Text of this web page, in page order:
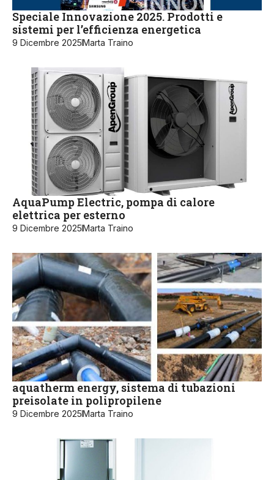
Speciale Innovazione 2025. Prodotti e
sistemi per l’efficienza energetica
9 Dicembre 2025Marta Traino
AquaPump Electric, pompa di calore
elettrica per esterno
9 Dicembre 2025Marta Traino
aquatherm energy, sistema di tubazioni
preisolate in polipropilene
9 Dicembre 2025Marta Traino